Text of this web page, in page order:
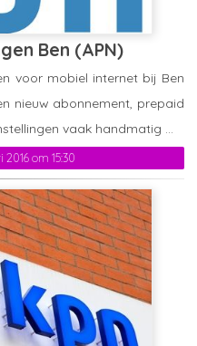
Ben (APN)
2016 om 15:30
voor mobiel internet bij Ben
nieuw abonnement, prepaid
vaak handmatig ...